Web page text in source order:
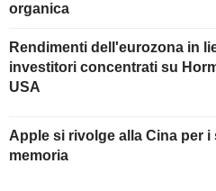
organica
Rendimenti dell'eurozona in
investitori concentrati su
USA
Apple si rivolge alla Cina per
memoria